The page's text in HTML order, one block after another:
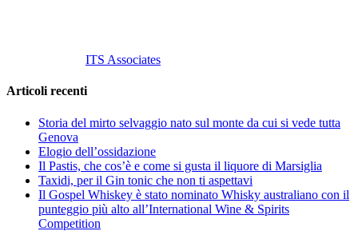
ITS Associates
Articoli recenti
Storia del mirto selvaggio nato sul monte da cui si vede tutta
Genova
Elogio dell’ossidazione
Il Pastis, che cos’è e come si gusta il liquore di Marsiglia
Taxidi, per il Gin tonic che non ti aspettavi
Il Gospel Whiskey è stato nominato Whisky australiano con il
punteggio più alto all’International Wine & Spirits
Competition